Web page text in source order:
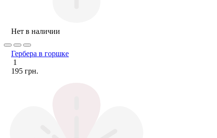
Нет в наличии
Гербера в горшке
1
195 грн.